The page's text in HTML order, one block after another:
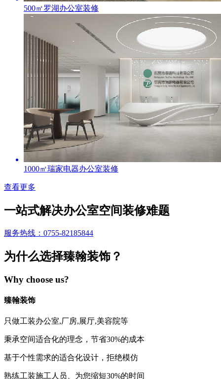
500㎡罗湖办公室装修
1000㎡瑞家电器办公室装修
查看更多
一站式解决办公室空间装修难题
服务热线：0755-82185844
为什么选择臻翰装饰？
Why choose us?
臻翰装饰
只做工装办公室,厂房,展厅,美容院等
秉承空间适合化的理念，节省30%的成本
基于个性需求的适合化设计，拒绝模仿
熟练工装施工人员、为您缩短30%的时间